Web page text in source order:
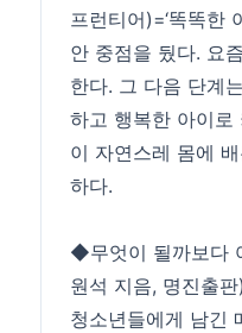
프런티어)=‘똑똑한
안 중점을 뒀다. 요
한다. 그 다음 단계
하고 행복한 아이로
이 자연스레 몸에
하다.
◆무엇이 될까보다
원석 지음, 명진출
청소년들에게 남긴